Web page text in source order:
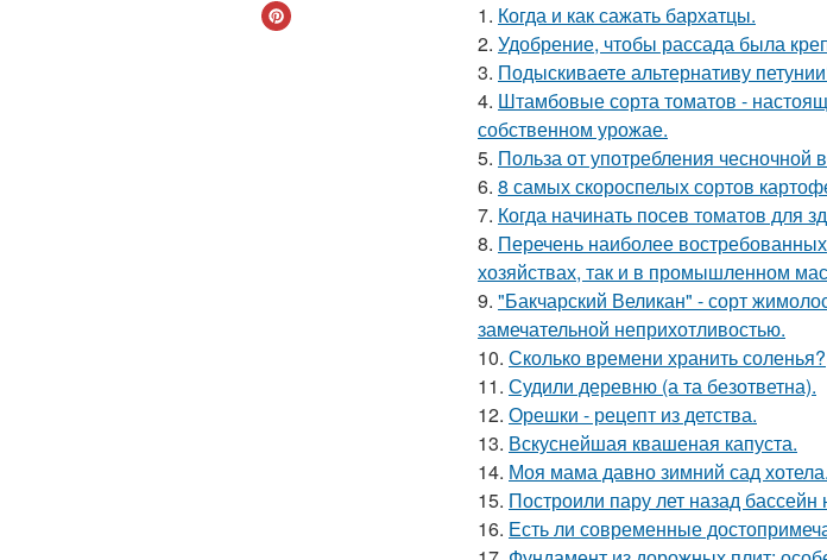
1. Когда и как сажать бархатцы.
2. Удобрение, чтобы рассада была
3. Подыскиваете альтернативу
4. Штамбовые сорта томатов -
собственном урожае.
5. Польза от употребления чесночной
6. 8 самых скороспелых сортов
7. Когда начинать посев томатов для
8. Перечень наиболее
хозяйствах, так и в промышленном
9. "Бакчарский Великан" - сорт
замечательной неприхотливостью.
10. Сколько времени хранить соленья?
11. Судили деревню (а та безответна).
12. Орешки - рецепт из детства.
13. Вскуснейшая квашеная капуста.
14. Моя мама давно зимний сад хотела.
15. Построили пару лет назад
16. Есть ли современные